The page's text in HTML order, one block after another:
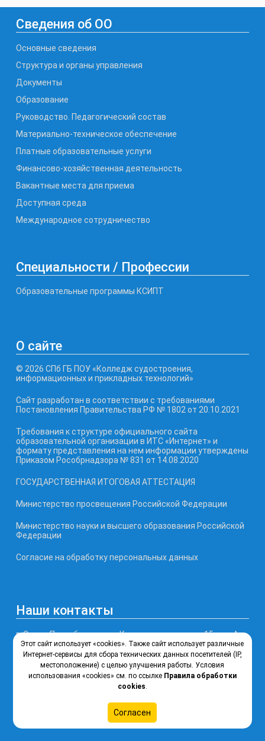
Сведения об ОО
Основные сведения
Структура и органы управления
Документы
Образование
Руководство. Педагогический состав
Материально-техническое обеспечение
Платные образовательные услуги
Финансово-хозяйственная деятельность
Вакантные места для приема
Доступная среда
Международное сотрудничество
Специальности / Профессии
Образовательные программы КСИПТ
О сайте
© 2026 СПб ГБ ПОУ «Колледж судостроения,
информационных и прикладных технологий»
Сайт разработан в соответствии с требованиями
Постановления Правительства РФ № 1802 от 20.10.2021
Требования к структуре официального сайта
образовательной организации в ИТС «Интернет» и
формату представления на нем информации утверждены
Приказом Рособрнадзора № 831 от 14.08.2020
ГОСУДАРСТВЕННАЯ ИТОГОВАЯ АТТЕСТАЦИЯ
Министерство просвещения Российской Федерации
Министерство науки и высшего образования Российской
Федерации
Согласие на обработку персональных данных
Наши контакты
г. Санкт-Петербург, улица Кронштадтская, дом 15 лит. А
Телефон, факс: (812) 246-77-99
Почта: ksipt@obr.gov.spb.ru
Этот сайт использует «cookies». Также сайт использует различные
Интернет-сервисы для сбора технических данных посетителей (IP,
местоположение) с целью улучшения работы. Условия
использования «cookies» см. по ссылке Правила обработки
cookies.
Согласен